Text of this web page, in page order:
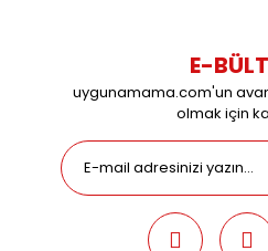
E-
uygunamama.com'un
olmak için